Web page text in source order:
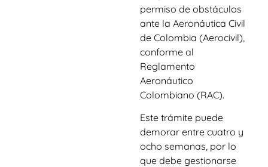
permiso de obstáculos
ante la Aeronáutica Civil
de Colombia (Aerocivil),
conforme al
Reglamento
Aeronáutico
Colombiano (RAC).
Este trámite puede
demorar entre cuatro y
ocho semanas, por lo
que debe gestionarse